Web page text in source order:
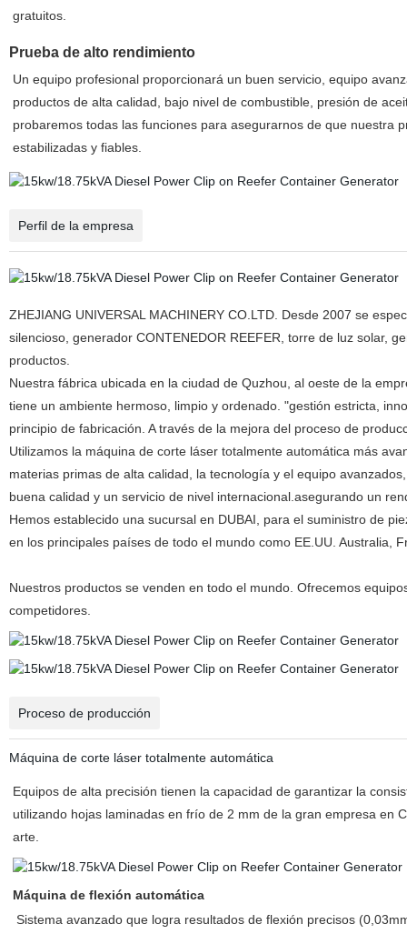
gratuitos.
Prueba de alto rendimiento
Un equipo profesional proporcionará un buen servicio, equipo
productos de alta calidad, bajo nivel de combustible, presión de
probaremos todas las funciones para asegurarnos de que nuestra
estabilizadas y fiables.
Perfil de la empresa
ZHEJIANG UNIVERSAL MACHINERY CO.LTD. Desde 2007 se
silencioso, generador CONTENEDOR REEFER, torre de luz solar,
productos.
Nuestra fábrica ubicada en la ciudad de Quzhou, al oeste de la
tiene un ambiente hermoso, limpio y ordenado. "gestión estricta,
principio de fabricación. A través de la mejora del proceso de
Utilizamos la máquina de corte láser totalmente automática más
materias primas de alta calidad, la tecnología y el equipo
buena calidad y un servicio de nivel internacional.asegurando un
Hemos establecido una sucursal en DUBAI, para el suministro de
en los principales países de todo el mundo como EE.UU . Australia,
Nuestros productos se venden en todo el mundo. Ofrecemos
competidores.
Proceso de producción
Máquina de corte láser totalmente automática
Equipos de alta precisión tienen la capacidad de garantizar la
utilizando hojas laminadas en frío de 2 mm de la gran empresa en
arte.
Máquina de flexión automática
Sistema avanzado que logra resultados de flexión precisos